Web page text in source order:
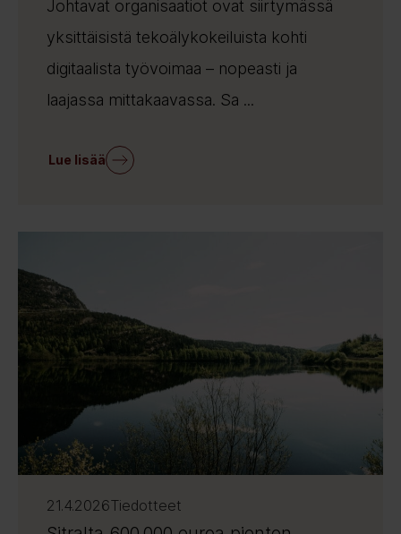
Johtavat organisaatiot ovat siirtymässä
yksittäisistä tekoälykokeiluista kohti
digitaalista työvoimaa – nopeasti ja
laajassa mittakaavassa. Sa ...
Lue lisää
21.4.2026Tiedotteet